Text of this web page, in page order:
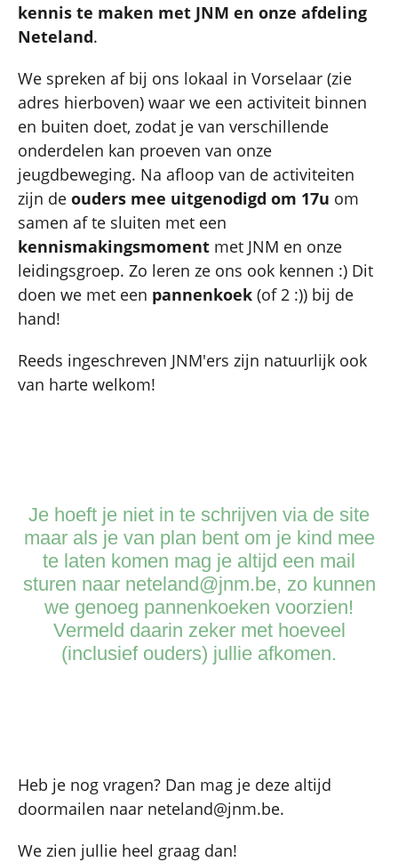
kennis te maken met JNM en onze afdeling
Neteland.
We spreken af bij ons lokaal in Vorselaar (zie
adres hierboven) waar we een activiteit binnen
en buiten doet, zodat je van verschillende
onderdelen kan proeven van onze
jeugdbeweging. Na afloop van de activiteiten
zijn de ouders mee uitgenodigd om 17u om
samen af te sluiten met een
kennismakingsmoment met JNM en onze
leidingsgroep. Zo leren ze ons ook kennen :) Dit
doen we met een pannenkoek (of 2 :)) bij de
hand!
Reeds ingeschreven JNM'ers zijn natuurlijk ook
van harte welkom!
Je hoeft je niet in te schrijven via de site
maar als je van plan bent om je kind mee
te laten komen mag je altijd een mail
sturen naar neteland@jnm.be, zo kunnen
we genoeg pannenkoeken voorzien!
Vermeld daarin zeker met hoeveel
(inclusief ouders) jullie afkomen.
Heb je nog vragen? Dan mag je deze altijd
doormailen naar neteland@jnm.be.
We zien jullie heel graag dan!